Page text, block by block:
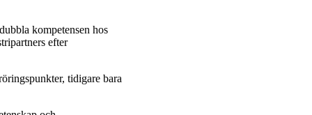
kompetensen hos
efter
tidigare bara